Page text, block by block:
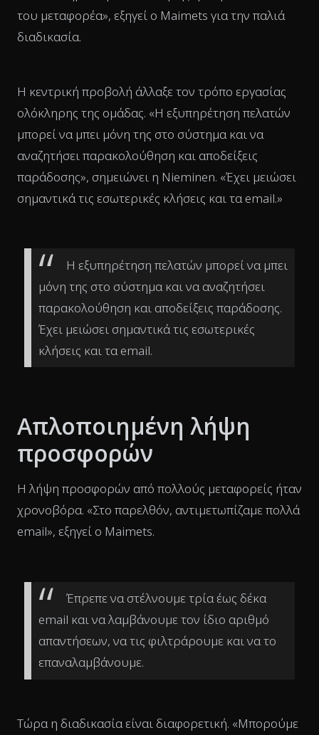
του μεταφορέα», εξηγεί ο Maimets για την παλιά
διαδικασία.
Η κεντρική προβολή άλλαξε τον τρόπο εργασίας
ολόκληρης της ομάδας. «Η εξυπηρέτηση πελατών
μπορεί να μπει μόνη της στο σύστημα και να
αναζητήσει παρακολούθηση και αποδείξεις
παράδοσης», σημειώνει η Nieminen. «Έχει μειώσει
σημαντικά τις εσωτερικές κλήσεις και τα email.»
Η εξυπηρέτηση πελατών μπορεί να μπει
μόνη της στο σύστημα και να αναζητήσει
παρακολούθηση και αποδείξεις παράδοσης.
Έχει μειώσει σημαντικά τις εσωτερικές
κλήσεις και τα email.
Απλοποιημένη λήψη
προσφορών
Η λήψη προσφορών από πολλούς μεταφορείς ήταν
χρονοβόρα. «Στο παρελθόν, αντιμετωπίζαμε πολλά
email», εξηγεί ο Maimets.
Έπρεπε να στέλνουμε τρία έως δέκα
email και να λαμβάνουμε τον ίδιο αριθμό
απαντήσεων, να τις φιλτράρουμε και να το
επαναλαμβάνουμε.
Τώρα η διαδικασία είναι διαφορετική. «Μπορούμε